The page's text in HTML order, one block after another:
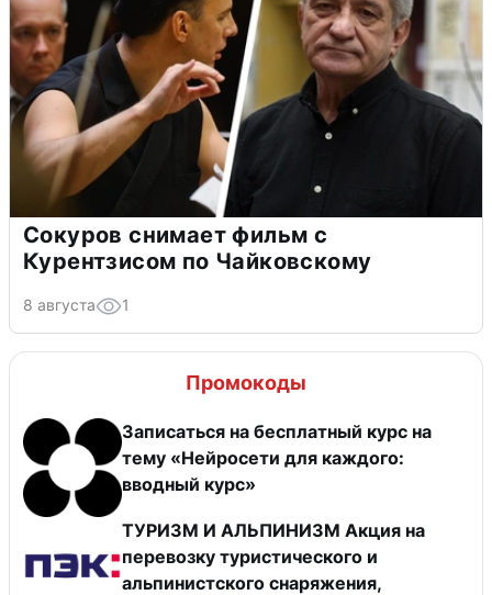
Сокуров снимает фильм с
Курентзисом по Чайковскому
8 августа 1
Промокоды
Записаться на бесплатный курс на
тему «Нейросети для каждого:
вводный курс»
ТУРИЗМ И АЛЬПИНИЗМ Акция на
перевозку туристического и
альпинистского снаряжения,